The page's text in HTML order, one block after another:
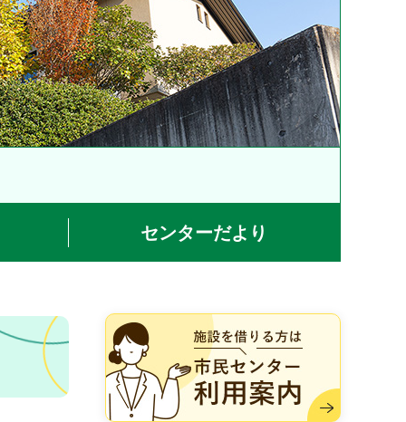
センターだより
施設を借りる方は市民センター
利用案内